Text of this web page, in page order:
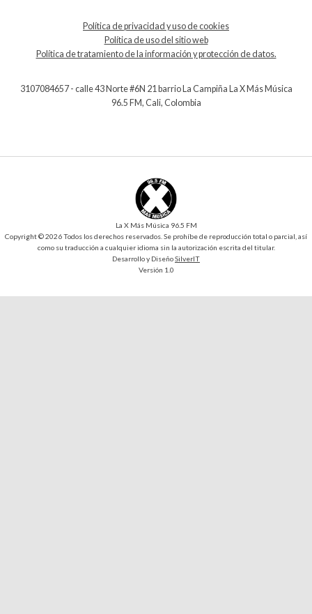
Política de privacidad y uso de cookies
Política de uso del sitio web
Política de tratamiento de la información y protección de datos.
3107084657 - calle 43 Norte #6N 21 barrio La Campiña La X Más Música
96.5 FM, Cali, Colombia
La X Más Música 96.5 FM
Copyright © 2026 Todos los derechos reservados. Se prohíbe de reproducción total o parcial, así
como su traducción a cualquier idioma sin la autorización escrita del titular.
Desarrollo y DiseñoSilverIT
Versión 1.0